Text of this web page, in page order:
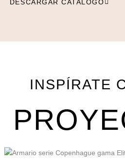
DESCARGAR CATALOGO
INSPÍRATE